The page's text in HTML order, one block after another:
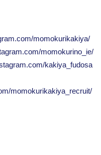
momokurikakiya/
momokurino_ie/
kakiya_fudosa
momokurikakiya_recruit/